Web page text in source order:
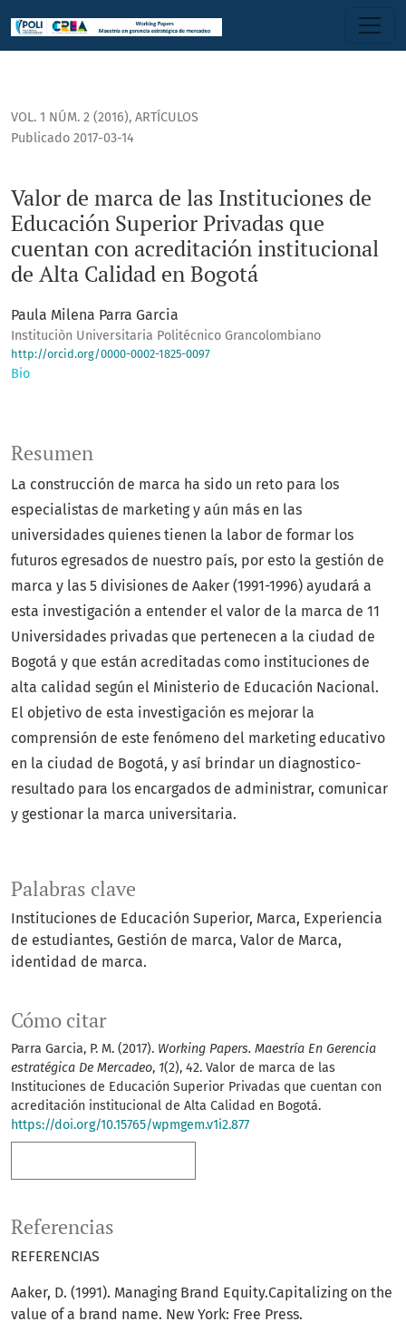
VOL. 1 NÚM. 2 (2016), ARTÍCULOS
Valor de marca de las Instituciones de
Educación Superior Privadas que
cuentan con acreditación institucional
de Alta Calidad en Bogotá
Publicado 2017-03-14
Paula Milena Parra Garcia
Instituciòn Universitaria Politécnico Grancolombiano
http://orcid.org/0000-0002-1825-0097
Bio
Palabras clave
Instituciones de Educación Superior Marca Experiencia
de estudiantes Gestión de marca Valor de Marca
identidad de marca.
Cómo citar
Parra Garcia, P. M. (2017). Working Papers. Maestría En Gerencia
estratégica De Mercadeo, 1(2), 42. Valor de marca de las
Instituciones de Educación Superior Privadas que cuentan con
acreditación institucional de Alta Calidad en Bogotá.
https://doi.org/10.15765/wpmgem.v1i2.877
Resumen
La construcción de marca ha sido un reto para los
especialistas de marketing y aún más en las
universidades quienes tienen la labor de formar los
futuros egresados de nuestro país, por esto la gestión de
marca y las 5 divisiones de Aaker (1991-1996) ayudará a
esta investigación a entender el valor de la marca de 11
Universidades privadas que pertenecen a la ciudad de
Bogotá y que están acreditadas como instituciones de
alta calidad según el Ministerio de Educación Nacional.
El objetivo de esta investigación es mejorar la
comprensión de este fenómeno del marketing educativo
en la ciudad de Bogotá, y así brindar un diagnostico-
resultado para los encargados de administrar, comunicar
y gestionar la marca universitaria.
Referencias
REFERENCIAS
Aaker, D. (1991). Managing Brand Equity.Capitalizing on the
value of a brand name. New York: Free Press.